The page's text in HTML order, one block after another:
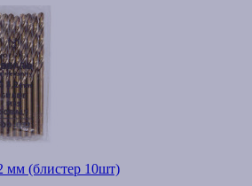
мм (блистер 10шт)